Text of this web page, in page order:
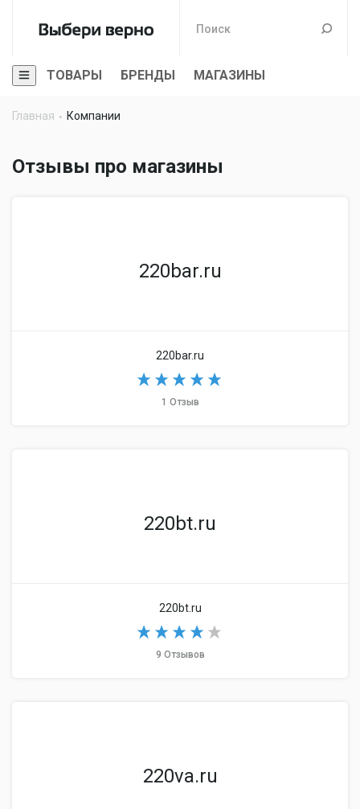
ТОВАРЫ БРЕНДЫ МАГАЗИНЫ
Главная Компании
Отзывы про магазины
220bar.ru
220bar.ru
1 Отзыв
220bt.ru
220bt.ru
9 Отзывов
220va.ru